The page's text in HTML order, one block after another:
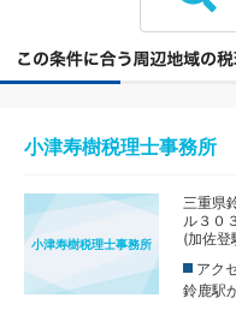
小津寿樹税理士事務所
小津寿樹税理士事務所
三重県
ル３０
(加佐登
アク
鈴鹿駅